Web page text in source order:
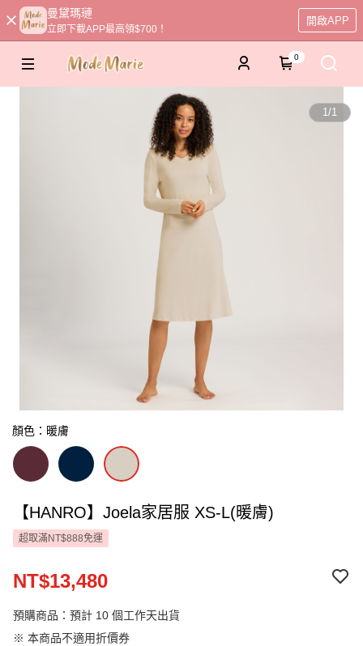
曼黛瑪璉
立即下載APP最高領$700！
開啟APP
0
1/1
顏色：暖膚
【HANRO】Joela家居服 XS-L(暖膚)
超取滿NT$888免運
NT$13,480
預購商品：預計 10 個工作天出貨
※ 本商品不適用折價券